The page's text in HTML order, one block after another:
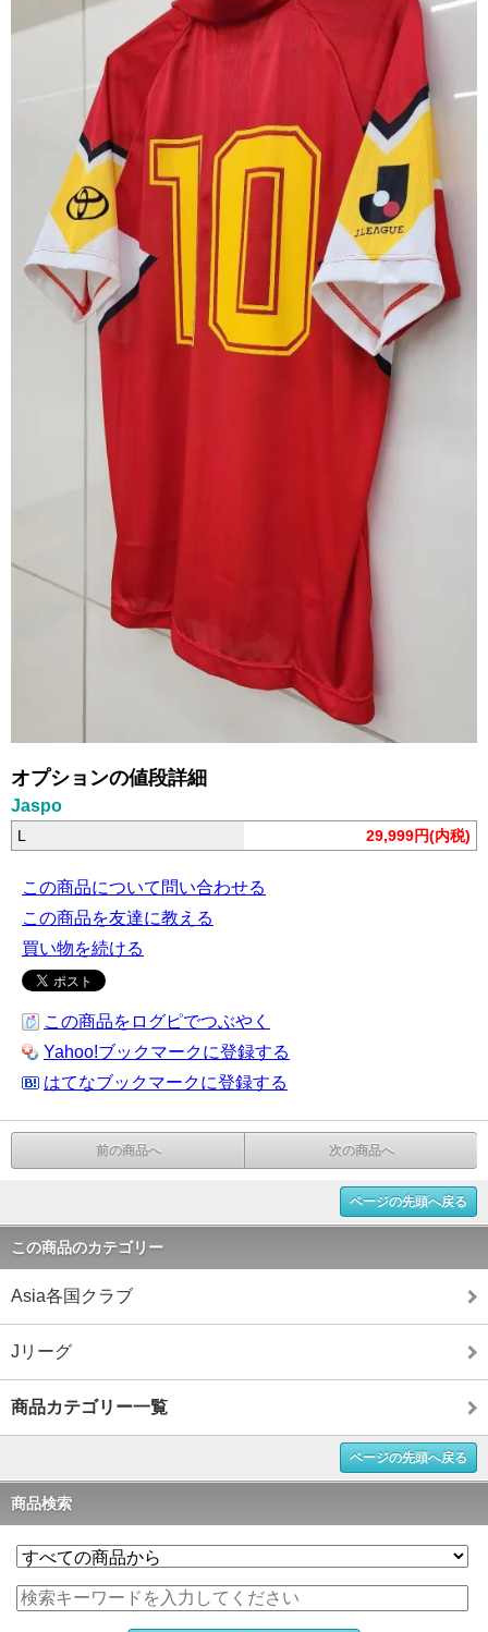
オプションの値段詳細
Jaspo
L 29,999円(内税)
この商品について問い合わせる
この商品を友達に教える
買い物を続ける
この商品をログピでつぶやく
Yahoo!ブックマークに登録する
はてなブックマークに登録する
前の商品へ 次の商品へ
ページの先頭へ戻る
この商品のカテゴリー
Asia各国クラブ
Jリーグ
商品カテゴリー一覧
ページの先頭へ戻る
商品検索